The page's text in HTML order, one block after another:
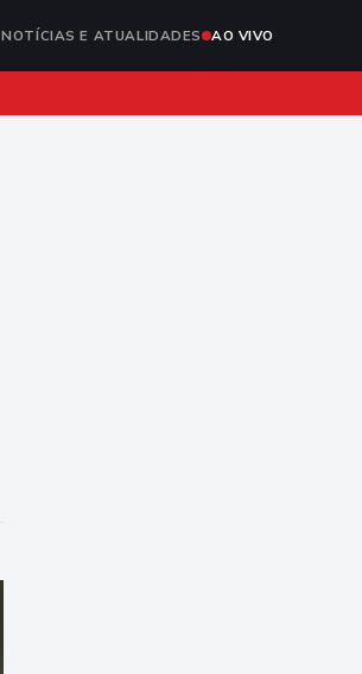
NOTÍCIAS E ATUALIDADES AO VIVO